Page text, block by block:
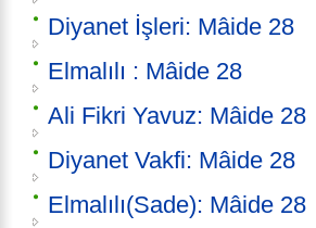
Diyanet İşleri: Mâide 28
Elmalılı : Mâide 28
Ali Fikri Yavuz: Mâide 28
Diyanet Vakfi: Mâide 28
Elmalılı(Sade): Mâide 28